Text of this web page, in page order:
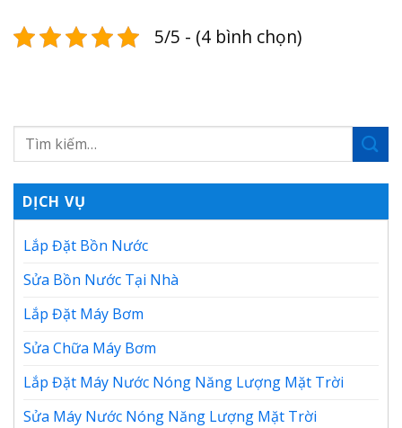
5/5 - (4 bình chọn)
DỊCH VỤ
Lắp Đặt Bồn Nước
Sửa Bồn Nước Tại Nhà
Lắp Đặt Máy Bơm
Sửa Chữa Máy Bơm
Lắp Đặt Máy Nước Nóng Năng Lượng Mặt Trời
Sửa Máy Nước Nóng Năng Lượng Mặt Trời